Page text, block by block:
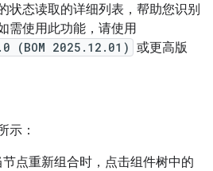
状态读取的详细列表，帮助您识别
需使用此功能，请使用
(BOM 2025.12.01) 或更高版
示：
节点重新组合时，点击组件树中的